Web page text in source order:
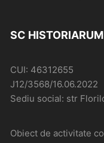
SC
CUI: 46312655
J12/3568/16.06.2022
Sediu social: str
Obiect de activitate